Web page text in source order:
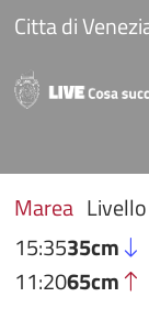
Salta al
Citta di
Marea
15:3535cm
11:2065cm